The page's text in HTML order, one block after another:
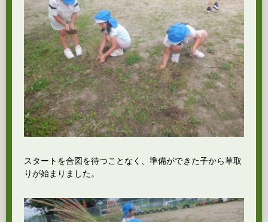
スタートを合図を待つことなく、準備ができた子から草取
りが始まりました。